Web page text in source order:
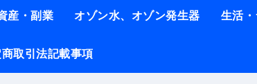
に効果ある？ #エクササイズ
産・副業 オゾン水、オゾン発生器 生活
取引法記載事項